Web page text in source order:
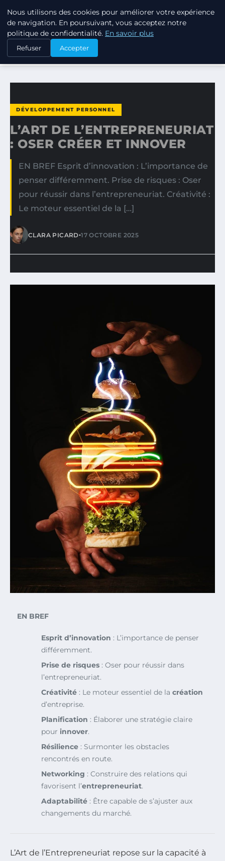
TUEZ-LES TOUS
ACCUEIL
DÉVELOPPEMENT PERSONNEL
L’ART DE L’ENTREPRENEURIAT : OSER CRÉER ET INNOVER
DÉVELOPPEMENT PERSONNEL
L’ART DE L’ENTREPRENEURIAT
: OSER CRÉER ET INNOVER
EN BREF Esprit d’innovation : L’importance de
penser différemment. Prise de risques : Oser
pour réussir dans l’entrepreneuriat. Créativité :
Le moteur essentiel de la […]
CLARA PICARD•17 OCTOBRE 2025
EN BREF
Esprit d’innovation : L’importance de penser
différemment.
Prise de risques : Oser pour réussir dans
l’entrepreneuriat.
Créativité : Le moteur essentiel de la création
d’entreprise.
Planification : Élaborer une stratégie claire
pour innover.
Résilience : Surmonter les obstacles
rencontrés en route.
Networking : Construire des relations qui
favorisent l’entrepreneuriat.
Adaptabilité : Être capable de s’ajuster aux
changements du marché.
L’Art de l’Entrepreneuriat repose sur la capacité à
Nous utilisons des cookies pour améliorer votre expérience
de navigation. En poursuivant, vous acceptez notre
politique de confidentialité. En savoir plus
Refuser Accepter